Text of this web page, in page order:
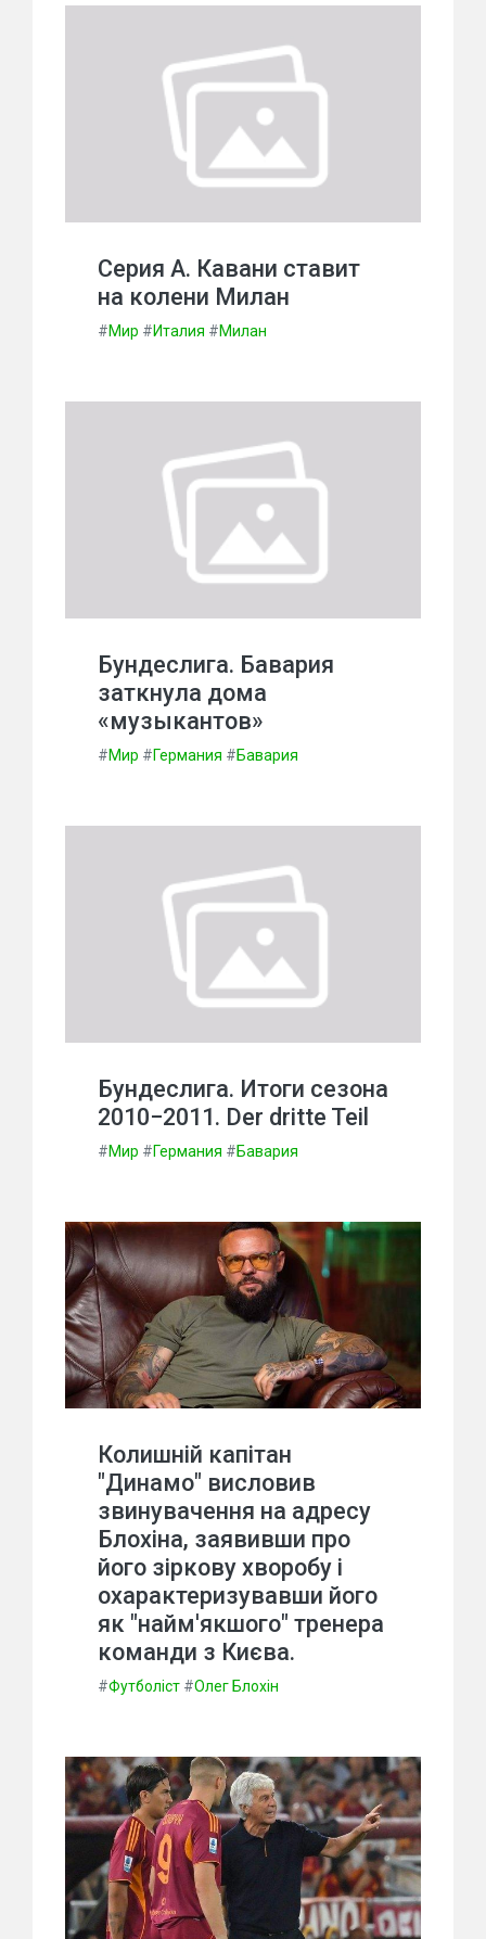
Серия А. Кавани ставит
на колени Милан
#Мир #Италия #Милан
Бундеслига. Бавария
заткнула дома
«музыкантов»
#Мир #Германия #Бавария
Бундеслига. Итоги сезона
2010−2011. Der dritte Teil
#Мир #Германия #Бавария
Колишній капітан
"Динамо" висловив
звинувачення на адресу
Блохіна, заявивши про
його зіркову хворобу і
охарактеризувавши його
як "найм'якшого" тренера
команди з Києва.
#Футболіст #Олег Блохін